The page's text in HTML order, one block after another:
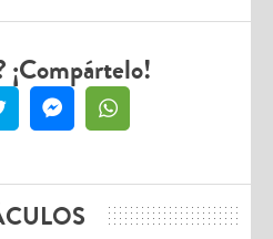
¡Compártelo!